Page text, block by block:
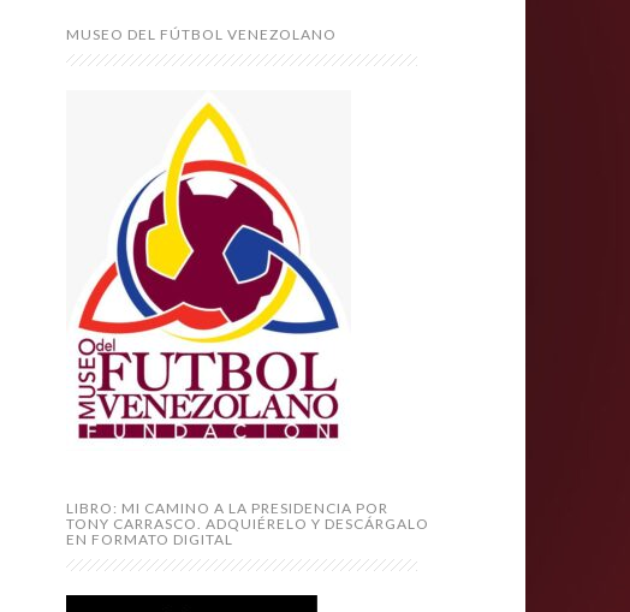
MUSEO DEL FÚTBOL VENEZOLANO
LIBRO: MI CAMINO A LA PRESIDENCIA POR
TONY CARRASCO. ADQUIÉRELO Y DESCÁRGALO
EN FORMATO DIGITAL